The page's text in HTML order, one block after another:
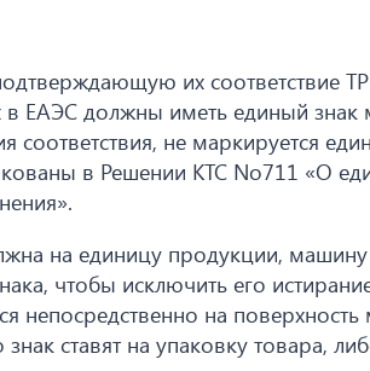
их соответствие
в ЕАЭС должны иметь единый
не маркируется
в Решении КТС No711 «О
на единицу продукции,
чтобы исключить его
непосредственно на
ставят на упаковку товара,